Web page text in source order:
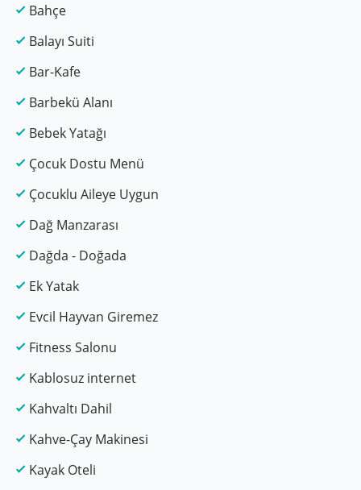
Bahçe
Balayı Suiti
Bar-Kafe
Barbekü Alanı
Bebek Yatağı
Çocuk Dostu Menü
Çocuklu Aileye Uygun
Dağ Manzarası
Dağda - Doğada
Ek Yatak
Evcil Hayvan Giremez
Fitness Salonu
Kablosuz internet
Kahvaltı Dahil
Kahve-Çay Makinesi
Kayak Oteli